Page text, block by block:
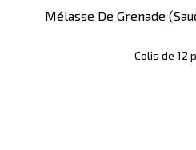
Mélasse De Grenade
Colis de 12